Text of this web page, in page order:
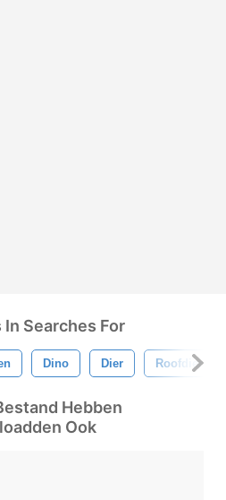
Searches For
Dino Dier Roofdier
Hebben
Ook